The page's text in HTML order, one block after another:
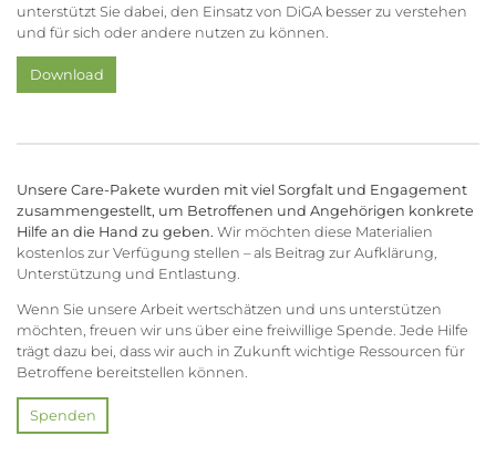
unterstützt Sie dabei, den Einsatz von DiGA besser zu verstehen
und für sich oder andere nutzen zu können.
Download
Unsere Care-Pakete wurden mit viel Sorgfalt und Engagement
zusammengestellt, um Betroffenen und Angehörigen konkrete
Hilfe an die Hand zu geben. Wir möchten diese Materialien
kostenlos zur Verfügung stellen – als Beitrag zur Aufklärung,
Unterstützung und Entlastung.
Wenn Sie unsere Arbeit wertschätzen und uns unterstützen
möchten, freuen wir uns über eine freiwillige Spende. Jede Hilfe
trägt dazu bei, dass wir auch in Zukunft wichtige Ressourcen für
Betroffene bereitstellen können.
Spenden